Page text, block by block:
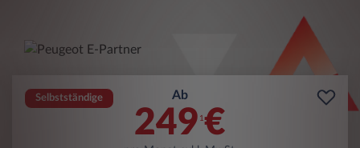
Selbstständige Ab
249 1 €